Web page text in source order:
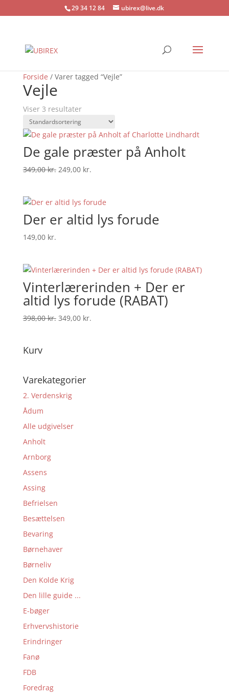
29 34 12 84 ubirex@live.dk
Forside / Varer tagged “Vejle”
Vejle
Viser 3 resultater
Tilbud!
De gale præster på Anholt
349,00kr. Den
var:
349,00 kr..
249,00 kr.Den
er:
249,00 kr..
Der er altid lys forude
149,00 kr.
Tilbud!
Vinterlærerinden + Der er
altid lys forude (RABAT)
398,00kr. Den
349,00 kr.Den
Kurv
Varekategorier
2. Verdenskrig
Ådum
Alle udgivelser
Anholt
Arnborg
Assens
Assing
Befrielsen
Besættelsen
Bevaring
Børnehaver
Børneliv
Den Kolde Krig
Den lille guide ...
E-bøger
Erhvervshistorie
Erindringer
Fanø
FDB
Foredrag